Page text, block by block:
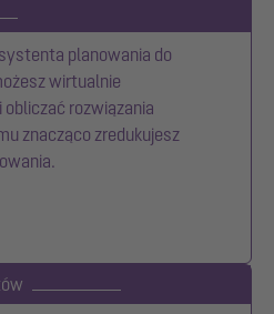
planowania do
wirtualnie
rozwiązania
znacząco zredukujesz